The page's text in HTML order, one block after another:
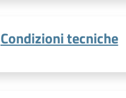
Condizioni tecniche